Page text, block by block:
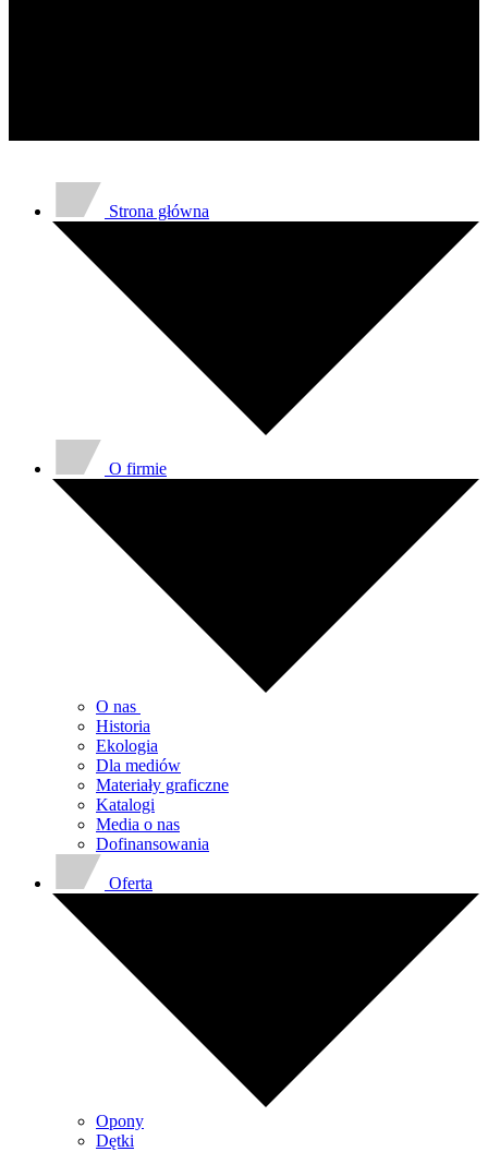
Strona główna
O firmie
O nas
Historia
Ekologia
Dla mediów
Materiały graficzne
Katalogi
Media o nas
Dofinansowania
Oferta
Opony
Dętki